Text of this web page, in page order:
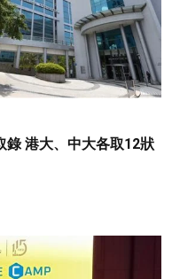
錄 港大、中大各取12狀